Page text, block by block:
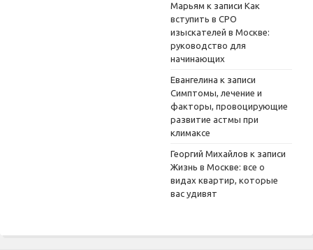
Марьям к записи Как
вступить в СРО
изыскателей в Москве:
руководство для
начинающих
Евангелина к записи
Симптомы, лечение и
факторы, провоцирующие
развитие астмы при
климаксе
Георгий Михайлов к записи
Жизнь в Москве: все о
видах квартир, которые
вас удивят